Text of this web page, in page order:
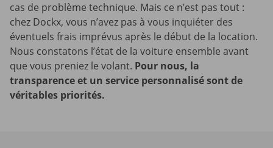
cas de problème technique. Mais ce n’est pas tout :
chez Dockx, vous n’avez pas à vous inquiéter des
éventuels frais imprévus après le début de la location.
Nous constatons l’état de la voiture ensemble avant
que vous preniez le volant. Pour nous, la
transparence et un service personnalisé sont de
véritables priorités.